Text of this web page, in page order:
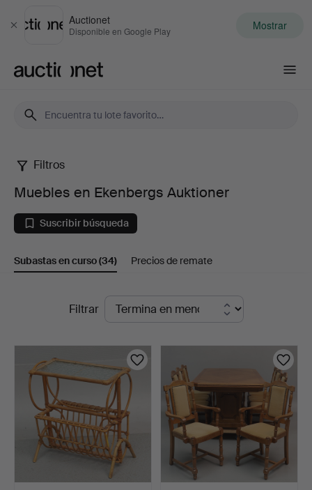
Cerrar
Auctionet
Disponible en Google Play Mostrar
Muebles
en
Ekenbergs
Auktioner
Filtros
Muebles en Ekenbergs Auktioner
Suscribir búsqueda
Subastas en curso(34) Precios de remate
Subastas
curso
Filtrar